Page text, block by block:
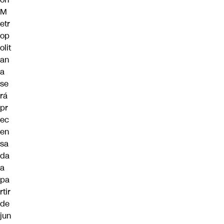
M
etr
op
olit
an
a
se
rá
pr
ec
en
sa
da
a
pa
rtir
de
jun